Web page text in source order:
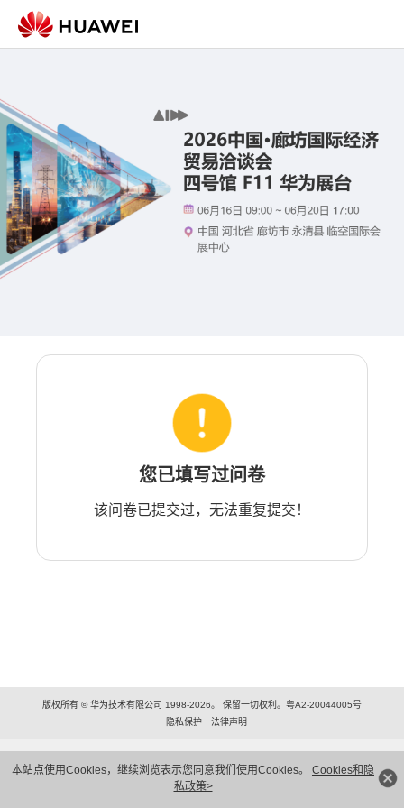
本站点使用Cookies，继续浏览表示您同意我们使用Cookies。 Cookies和隐
私政策>
您已填写过问卷
该问卷已提交过，无法重复提交！
版权所有 © 华为技术有限公司 1998-2026。 保留一切权利。粤A2-20044005号
隐私保护
法律声明